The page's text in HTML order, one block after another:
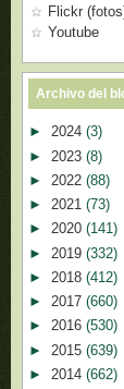
Flickr
Youtube
Archivo del
► 2024 (3)
► 2023 (8)
► 2022 (88)
► 2021 (73)
► 2020 (141)
► 2019 (332)
► 2018 (412)
► 2017 (660)
► 2016 (530)
► 2015 (639)
► 2014 (662)